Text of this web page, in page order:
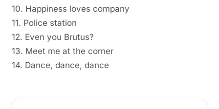
10. Happiness loves company
11. Police station
12. Even you Brutus?
13. Meet me at the corner
14. Dance, dance, dance